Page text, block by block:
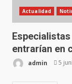
Actualidad
entrarían en
admin 5